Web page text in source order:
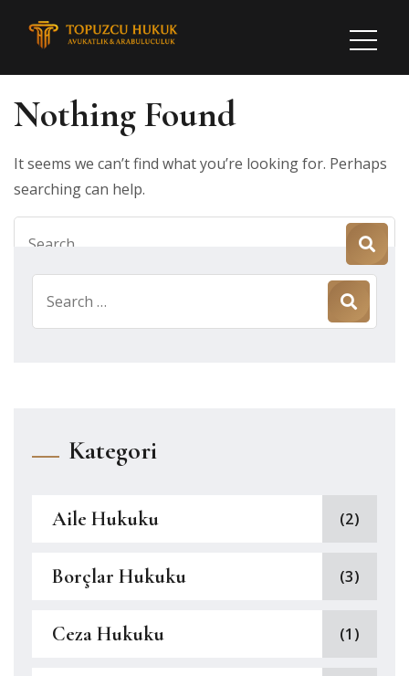
Nothing Found
It seems we can’t find what you’re looking for. Perhaps
searching can help.
Kategori
Aile Hukuku (2)
Borçlar Hukuku (3)
Ceza Hukuku (1)